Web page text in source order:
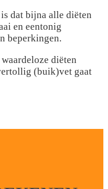
dat bijna alle diëten
en eentonig
beperkingen.
diëten
(buik)vet gaat